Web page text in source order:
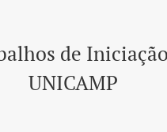
de
UNICAMP